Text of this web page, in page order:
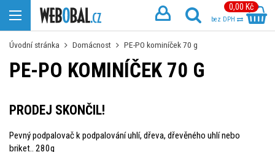
0,00 Kč
bez DPH
Úvodní stránka Domácnost PE-PO kominíček 70 g
PE-PO KOMINÍČEK 70 G
PRODEJ SKONČIL!
Pevný podpalovač k podpalování uhlí, dřeva, dřevěného uhlí nebo
briket.. 280g